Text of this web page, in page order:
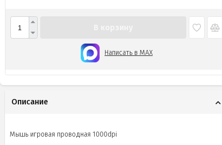
Написать в MAX
Описание
Мышь игровая проводная 1000dpi